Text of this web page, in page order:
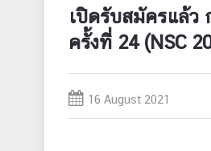
เปิดรับสมัครแล้ว
ครั้งที่ 24 (NSC
16 August 2021